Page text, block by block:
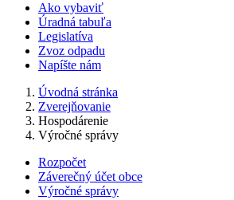
Ako vybaviť
Úradná tabuľa
Legislatíva
Zvoz odpadu
Napíšte nám
Úvodná stránka
Zverejňovanie
Hospodárenie
Výročné správy
Rozpočet
Záverečný účet obce
Výročné správy